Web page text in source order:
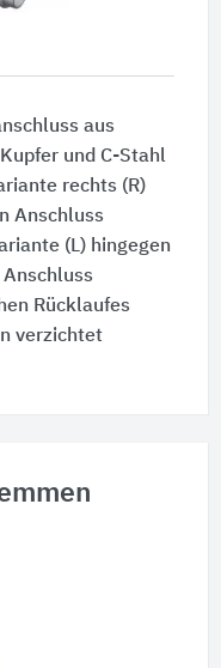
aus
und C-Stahl
rechts (R)
Anschluss
(L) hingegen
Rücklaufes
verzichtet